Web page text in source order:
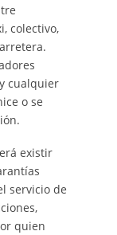
colectivo,
cualquier
o se
existir
servicio de
quien